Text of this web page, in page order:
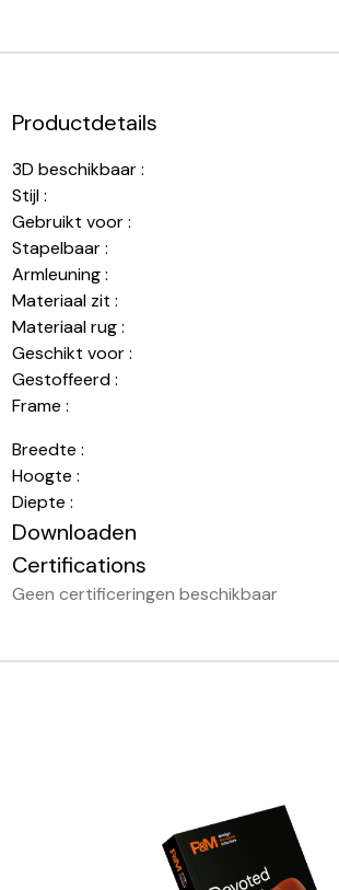
Productdetails
3D beschikbaar :
Stijl :
Gebruikt voor :
Stapelbaar :
Armleuning :
Materiaal zit :
Materiaal rug :
Geschikt voor :
Gestoffeerd :
Frame :
Breedte :
Hoogte :
Diepte :
Downloaden
Certifications
Geen certificeringen beschikbaar